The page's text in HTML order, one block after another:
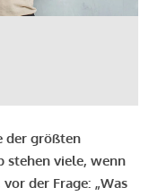
der größten
stehen viele, wenn
der Frage: „Was